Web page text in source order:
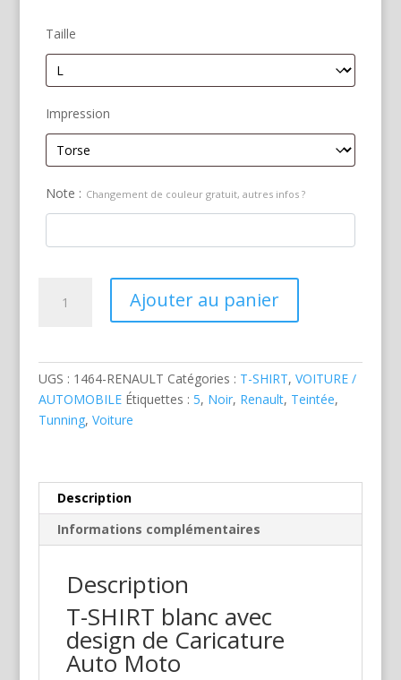
Taille
Impression
Note : Changement de couleur gratuit, autres infos ?
Ajouter au panier
UGS : 1464-RENAULT Catégories : T-SHIRT, VOITURE /
AUTOMOBILE Étiquettes : 5, Noir, Renault, Teintée,
Tunning, Voiture
Description
Informations complémentaires
Description
T-SHIRT blanc avec
design de Caricature
Auto Moto